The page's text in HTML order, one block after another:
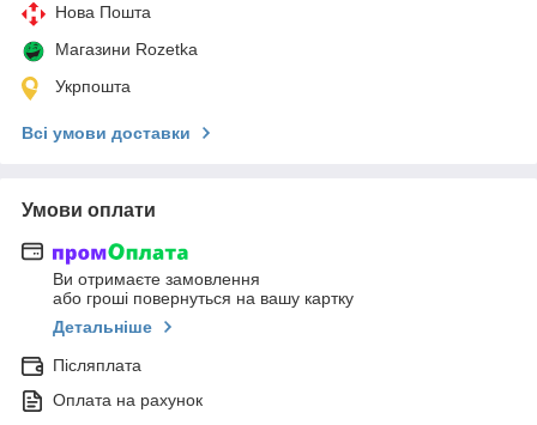
Нова Пошта
Магазини Rozetka
Укрпошта
Всі умови доставки
Умови оплати
Ви отримаєте замовлення
або гроші повернуться на вашу картку
Детальніше
Післяплата
Оплата на рахунок